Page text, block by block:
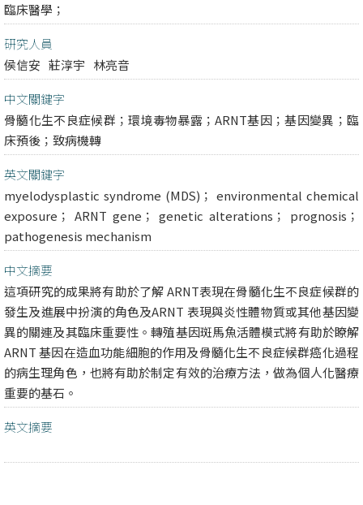
臨床醫學；
研究人員
侯信安 莊淳宇 林亮音
中文關鍵字
骨髓化生不良症候群；環境毒物暴露；ARNT基因；基因變異；臨
床預後；致病機轉
英文關鍵字
myelodysplastic syndrome (MDS)； environmental chemical
exposure； ARNT gene； genetic alterations； prognosis；
pathogenesis mechanism
中文摘要
這項研究的成果將有助於了解 ARNT表現在骨髓化生不良症候群的
發生及進展中扮演的角色及ARNT 表現與炎性體物質或其他基因變
異的關連及其臨床重要性。轉殖基因斑馬魚活體模式將有助於瞭解
ARNT 基因在造血功能細胞的作用及骨髓化生不良症候群癌化過程
的病生理角色，也將有助於制定有效的治療方法，做為個人化醫療
重要的基石。
英文摘要